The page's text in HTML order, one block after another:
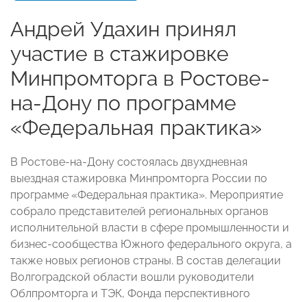
Андрей Удахин принял
участие в стажировке
Минпромторга в Ростове-
на-Дону по программе
«Федеральная практика»
В Ростове-на-Дону состоялась двухдневная
выездная стажировка Минпромторга России по
программе «Федеральная практика». Мероприятие
собрало представителей региональных органов
исполнительной власти в сфере промышленности и
бизнес-сообщества Южного федерального округа, а
также новых регионов страны. В состав делегации
Волгоградской области вошли руководители
Облпромторга и ТЭК, Фонда перспективного